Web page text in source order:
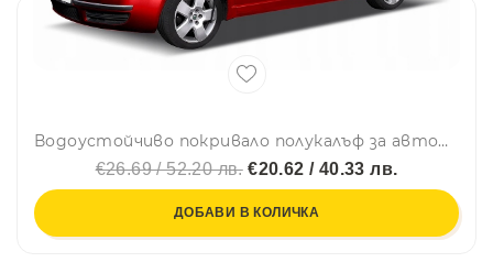
Водоустойчиво покривало полукалъф за автомобил размер L 265 cm x 125 cm сив CarPassion
€26.69 / 52.20 лв.€20.62 / 40.33 лв.
ДОБАВИ В КОЛИЧКА